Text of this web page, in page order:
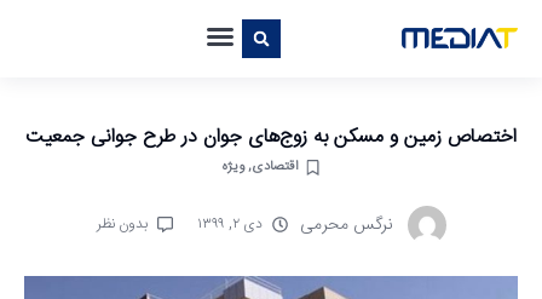
اختصاص زمین و مسکن به زوج‌های جوان در طرح جوانی جمعیت
اقتصادی,ویژه
نرگس محرمی دی ۲, ۱۳۹۹ بدون نظر